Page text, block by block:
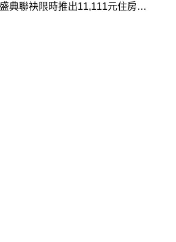
典聯袂限時推出11,111元住房專